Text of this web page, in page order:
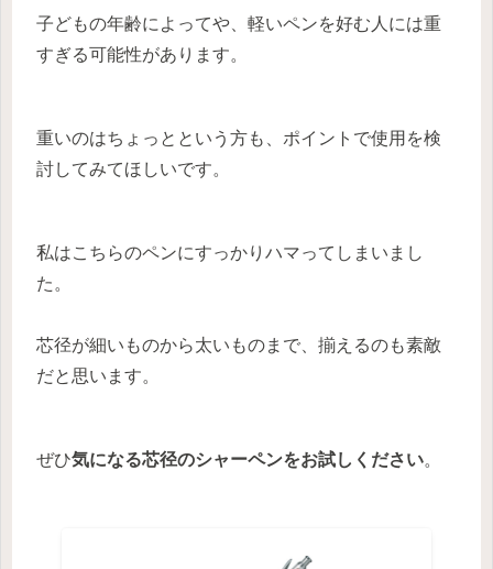
子どもの年齢によってや、軽いペンを好む人には重
すぎる可能性があります。
重いのはちょっとという方も、ポイントで使用を検
討してみてほしいです。
私はこちらのペンにすっかりハマってしまいまし
た。
芯径が細いものから太いものまで、揃えるのも素敵
だと思います。
ぜひ気になる芯径のシャーペンをお試しください。